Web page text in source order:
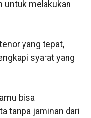
untuk melakukan
yang tepat,
syarat yang
bisa
tanpa jaminan dari